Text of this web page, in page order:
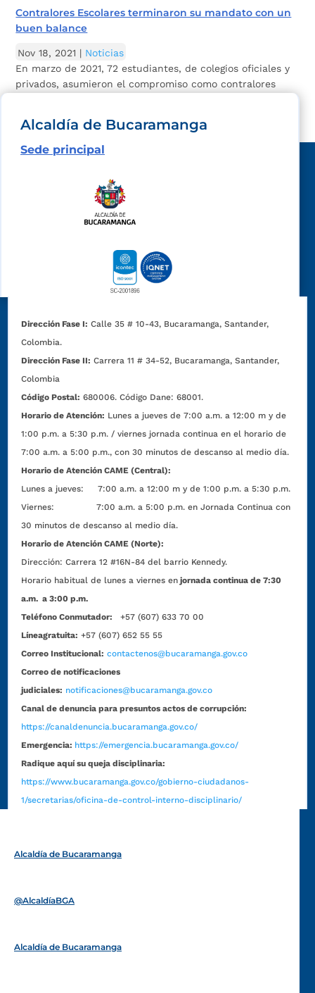
Contralores Escolares terminaron su mandato con un
buen balance
Nov 18, 2021 | Noticias
En marzo de 2021, 72 estudiantes, de colegios oficiales y
privados, asumieron el compromiso como contralores
Alcaldía de Bucaramanga
Sede principal
Dirección Fase I: Calle 35 # 10-43, Bucaramanga, Santander,
Colombia.
Dirección Fase II: Carrera 11 # 34-52, Bucaramanga, Santander,
Colombia
Código Postal: 680006. Código Dane: 68001.
Horario de Atención: Lunes a jueves de 7:00 a.m. a 12:00 m y de
1:00 p.m. a 5:30 p.m. / viernes jornada continua en el horario de
7:00 a.m. a 5:00 p.m., con 30 minutos de descanso al medio día.
Horario de Atención CAME (Central):
Lunes a jueves: 7:00 a.m. a 12:00 m y de 1:00 p.m. a 5:30 p.m.
Viernes: 7:00 a.m. a 5:00 p.m. en Jornada Continua con
30 minutos de descanso al medio día.
Horario de Atención CAME (Norte):
Dirección:Carrera 12 #16N-84 del barrio Kennedy.
Horario habitual de lunes a viernes en jornada continua de 7:30
a.m. a 3:00 p.m.
Teléfono Conmutador:
+57 (607) 633 70 00
Líneagratuita: +57 (607) 652 55 55
Correo Institucional: contactenos@bucaramanga.gov.co
Correo de notificaciones
judiciales: notificaciones@bucaramanga.gov.co
Canal de denuncia para presuntos actos de corrupción:
https://canaldenuncia.bucaramanga.gov.co/
Emergencia: https://emergencia.bucaramanga.gov.co/
Radique aquí su queja disciplinaria:
https://www.bucaramanga.gov.co/gobierno-ciudadanos-
1/secretarias/oficina-de-control-interno-disciplinario/
Alcaldía de Bucaramanga
@AlcaldíaBGA
Alcaldía de Bucaramanga